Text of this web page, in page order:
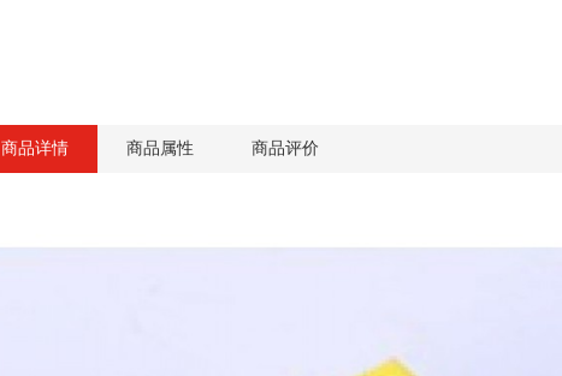
商品详情 商品属性 商品评价